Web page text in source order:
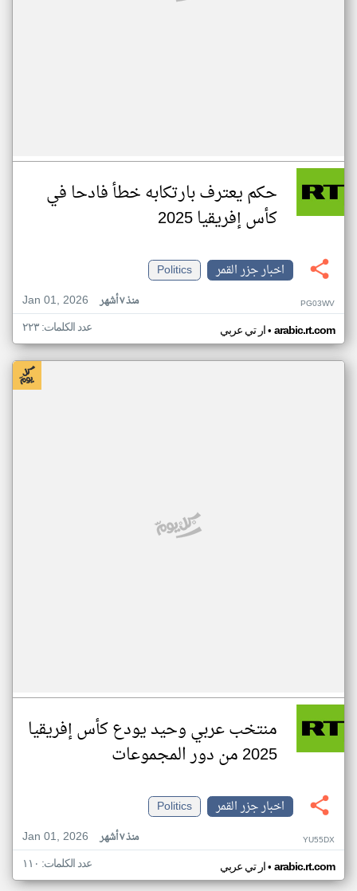
حكم يعترف بارتكابه خطأ فادحا في
كأس إفريقيا 2025
اخبار جزر القمر
Politics
Jan 01, 2026
منذ ٧ أشهر PG03WV
ار تي عربي• arabic.rt.com عدد الكلمات: ٢٢٣
منتخب عربي وحيد يودع كأس إفريقيا
2025 من دور المجموعات
اخبار جزر القمر
Politics
Jan 01, 2026
منذ ٧ أشهر YU55DX
ار تي عربي• arabic.rt.com عدد الكلمات: ١١٠